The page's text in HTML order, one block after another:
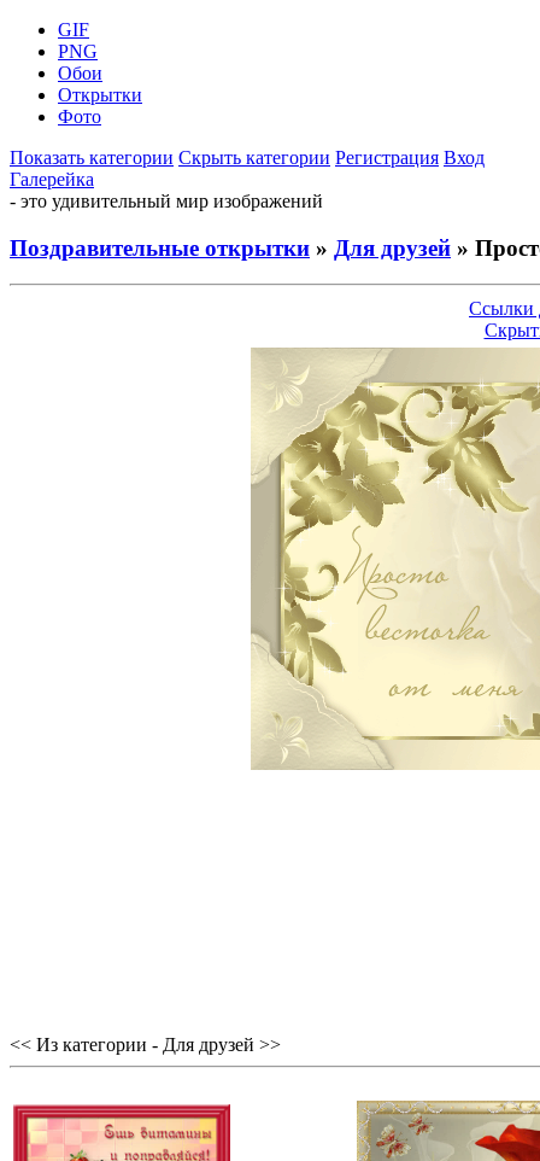
GIF
PNG
Обои
Открытки
Фото
Показать категории Скрыть категории Регистрация Вход
Галерейка
- это удивительный мир изображений
Поздравительные открытки » Для друзей »
Ссылки
<< Из категории - Для друзей >>